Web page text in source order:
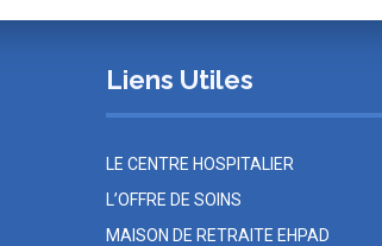
Liens Utiles
LE CENTRE HOSPITALIER
L’OFFRE DE SOINS
MAISON DE RETRAITE EHPAD